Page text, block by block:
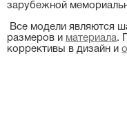
зарубежной
Все модели являются
размеров и материала.
коррективы в дизайн и